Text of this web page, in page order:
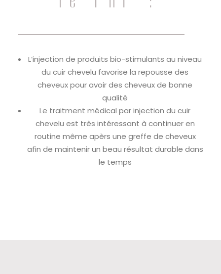
L’injection de produits bio-stimulants au niveau
du cuir chevelu favorise la repousse des
cheveux pour avoir des cheveux de bonne
qualité
Le traitment médical par injection du cuir
chevelu est très intéressant à continuer en
routine même apèrs une greffe de cheveux
afin de maintenir un beau résultat durable dans
le temps